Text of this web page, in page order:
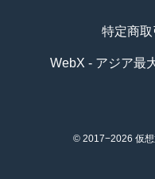
特定商
WebX - アジア最
© 2017−2026 仮